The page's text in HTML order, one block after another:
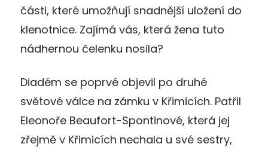
části, které umožňují snadnější uložení do
klenotnice. Zajímá vás, která žena tuto
nádhernou čelenku nosila?
Diadém se poprvé objevil po druhé
světové válce na zámku v Křimicích. Patřil
Eleonoře Beaufort-Spontinové, která jej
zřejmě v Křimicích nechala u své sestry,